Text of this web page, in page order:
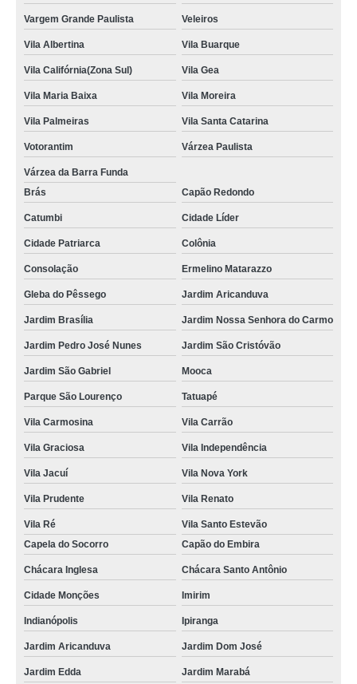
Vargem Grande Paulista Veleiros
Vila Albertina Vila Buarque
Vila Califórnia(Zona Sul) Vila Gea
Vila Maria Baixa Vila Moreira
Vila Palmeiras Vila Santa Catarina
Votorantim Várzea Paulista
Várzea da Barra Funda
Brás
Capão Redondo
Catumbi Cidade Líder
Cidade Patriarca Colônia
Consolação Ermelino Matarazzo
Gleba do Pêssego Jardim Aricanduva
Jardim Brasília Jardim Nossa Senhora do Carmo
Jardim Pedro José Nunes Jardim São Cristóvão
Jardim São Gabriel Mooca
Parque São Lourenço Tatuapé
Vila Carmosina Vila Carrão
Vila Graciosa Vila Independência
Vila Jacuí Vila Nova York
Vila Prudente Vila Renato
Vila Ré
Vila Santo Estevão
Capela do Socorro
Capão do Embira
Chácara Inglesa Chácara Santo Antônio
Cidade Monções Imirim
Indianópolis Ipiranga
Jardim Aricanduva Jardim Dom José
Jardim Edda Jardim Marabá